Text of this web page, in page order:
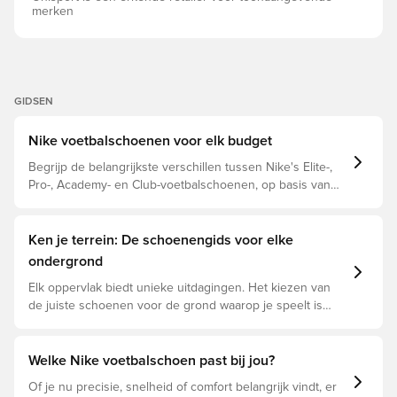
merken
GIDSEN
Nike voetbalschoenen voor elk budget
Begrijp de belangrijkste verschillen tussen Nike's Elite-,
Pro-, Academy- en Club-voetbalschoenen, op basis van
Ken je terrein: De schoenengids voor elke
ondergrond
Elk oppervlak biedt unieke uitdagingen. Het kiezen van
de juiste schoenen voor de grond waarop je speelt is
schoen. Lees verder om te zien welke schoenen de
Welke Nike voetbalschoen past bij jou?
Of je nu precisie, snelheid of comfort belangrijk vindt, er